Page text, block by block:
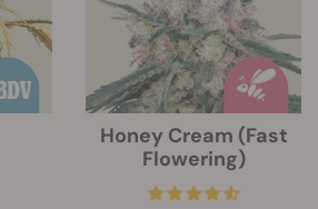
Honey Cream (Fast
Flowering)